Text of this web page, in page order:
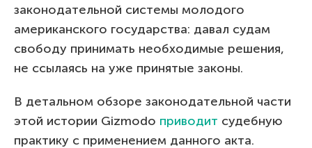
законодательной системы молодого
американского государства: давал судам
свободу принимать необходимые решения,
не ссылаясь на уже принятые законы.
В детальном обзоре законодательной части
этой истории Gizmodo приводит судебную
практику с применением данного акта.